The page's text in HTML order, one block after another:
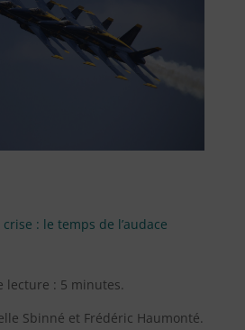
: le temps de l’audace
lecture : 5 minutes.
Sbinné et Frédéric Haumonté.